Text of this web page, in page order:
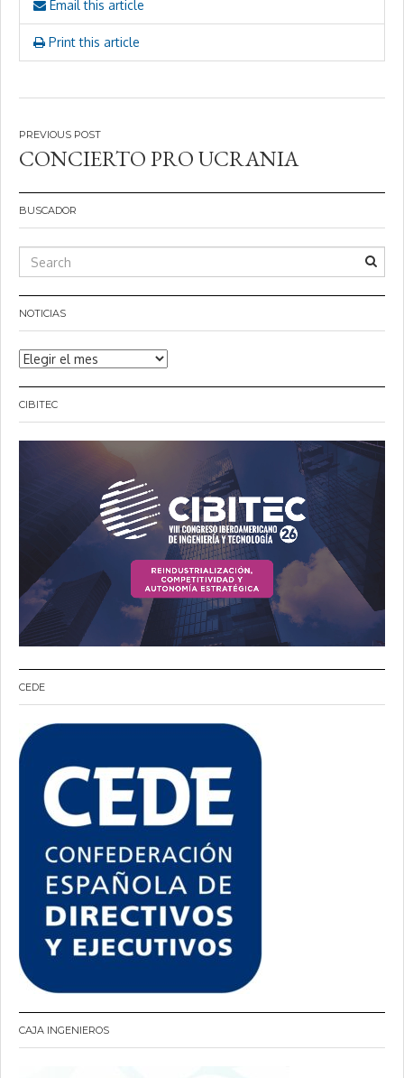
Email this article
Print this article
Navegación
de
entradas
CONCIERTO PRO UCRANIA
BUSCADOR
NOTICIAS
Noticias
CIBITEC
CEDE
CAJA INGENIEROS